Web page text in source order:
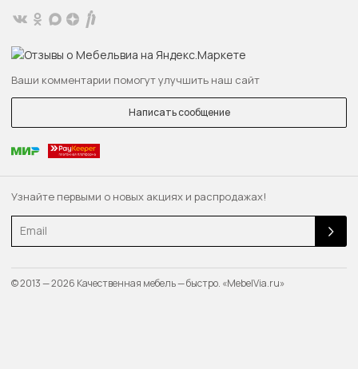
Узнайте первыми о новых акциях и распродажах!
Email
Ваши комментарии помогут улучшить наш сайт
Написать сообщение
© 2013 — 2026 Качественная мебель — быстро. «MebelVia.ru»